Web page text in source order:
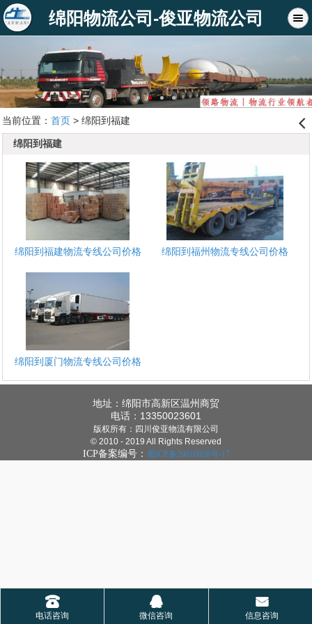
绵阳物流公司-俊亚物流公司
当前位置： 首页> 绵阳到福建 󰊒
绵阳到福建
绵阳到福建物流专线公司价格 绵阳到福州物流专线公司价格
绵阳到厦门物流专线公司价格
地址：绵阳市高新区温州商贸
电话：13350023601
版权所有：四川俊亚物流有限公司
© 2010 - 2019 All Rights Reserved
ICP备案编号： 蜀ICP备20010028号-17
󰇯
电话咨询
󰇇
微信咨询
󰄸
信息咨询